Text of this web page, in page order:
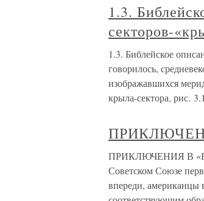
1.3.
секторов-
1.3. Библейское
говорилось,
изображавшихся
крыла-сектора, рис.
ПРИКЛЮЧЕНИЯ В
Советском Союзе
впереди, американцы